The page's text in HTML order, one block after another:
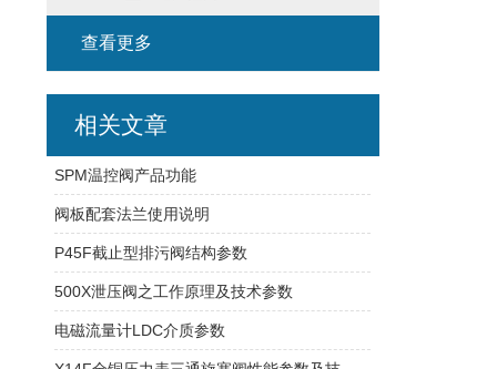
查看更多
相关文章
SPM温控阀产品功能
阀板配套法兰使用说明
P45F截止型排污阀结构参数
500X泄压阀之工作原理及技术参数
电磁流量计LDC介质参数